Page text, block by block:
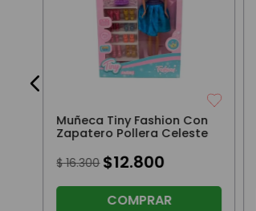
Muñeca Tiny Fashion Con
Zapatero Pollera Celeste
$ 16.300 $12.800
COMPRAR